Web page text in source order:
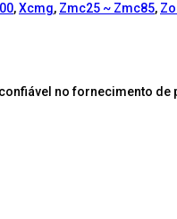
,Xcmg, Zmc25 ~ Zmc85,
no fornecimento